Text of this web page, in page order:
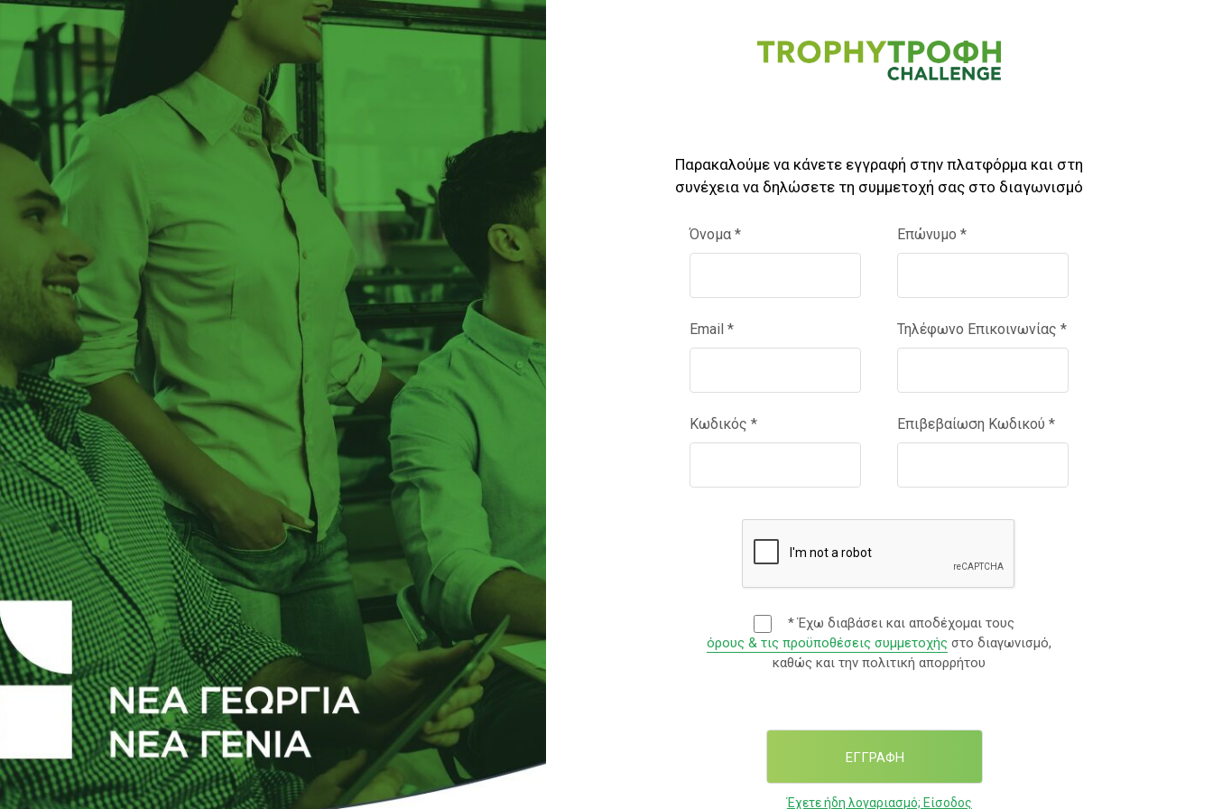
Παρακαλούμε να κάνετε εγγραφή στην πλατφόρμα και στη
συνέχεια να δηλώσετε τη συμμετοχή σας στο διαγωνισμό
Όνομα* Επώνυμο*
Email* Τηλέφωνο Επικοινωνίας*
Κωδικός* Επιβεβαίωση Κωδικού*
* Έχω διαβάσει και αποδέχομαι τους
όρους & τις προϋποθέσεις συμμετοχής στο διαγωνισμό,
καθώς και την πολιτική απορρήτου
Έχετε ήδη λογαριασμό; Είσοδος